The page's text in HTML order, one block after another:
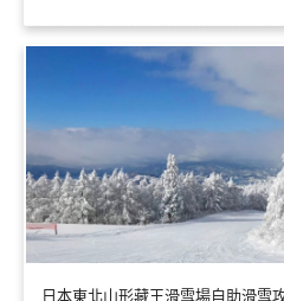
日本東北山形藏王滑雪場自助滑雪